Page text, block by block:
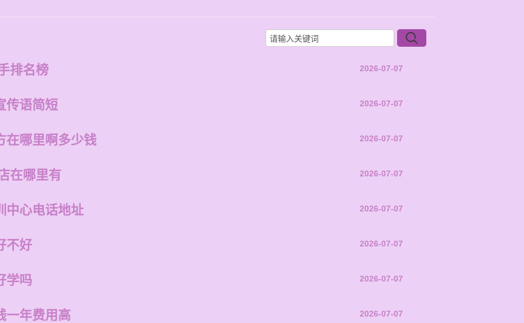
排名榜 2026-07-07
传语简短 2026-07-07
在哪里啊多少钱 2026-07-07
在哪里有 2026-07-07
中心电话地址 2026-07-07
不好 2026-07-07
学吗 2026-07-07
一年费用高 2026-07-07